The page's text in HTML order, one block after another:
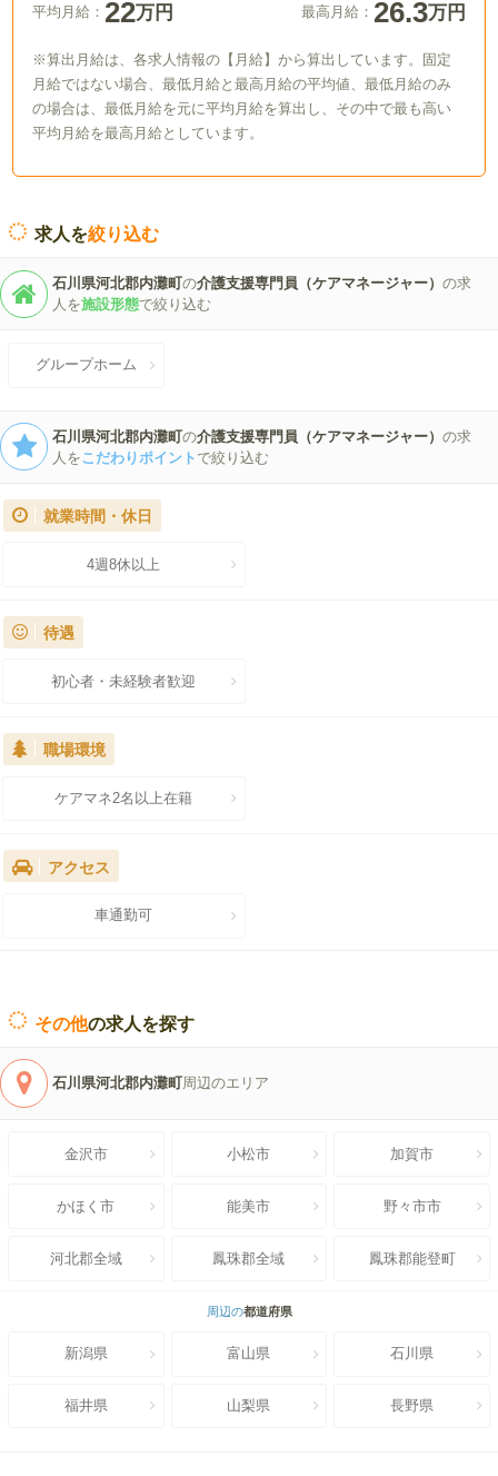
平均月給： 22万円 最高月給： 26.3万円
※算出月給は、各求人情報の【月給】から算出しています。固定
月給ではない場合、最低月給と最高月給の平均値、最低月給のみ
の場合は、最低月給を元に平均月給を算出し、その中で最も高い
平均月給を最高月給としています。
求人を絞り込む
石川県河北郡内灘町の介護支援専門員（ケアマネージャー）の求
人を施設形態で絞り込む
グループホーム
石川県河北郡内灘町の介護支援専門員（ケアマネージャー）の求
人をこだわりポイント で絞り込む
就業時間・休日
4週8休以上
待遇
初心者・未経験者歓迎
職場環境
ケアマネ2名以上在籍
アクセス
車通勤可
その他の求人を探す
石川県河北郡内灘町周辺のエリア
金沢市 小松市 加賀市
かほく市 能美市 野々市市
河北郡全域 鳳珠郡全域 鳳珠郡能登町
周辺の都道府県
新潟県 富山県 石川県
福井県 山梨県 長野県